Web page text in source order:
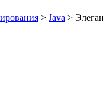
> Java >